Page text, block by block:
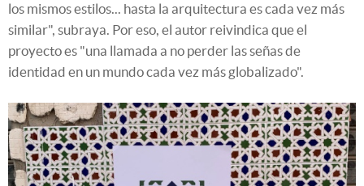
los mismos estilos... hasta la arquitectura es cada vez más
similar", subraya. Por eso, el autor reivindica que el
proyecto es "una llamada a no perder las señas de
identidad en un mundo cada vez más globalizado".